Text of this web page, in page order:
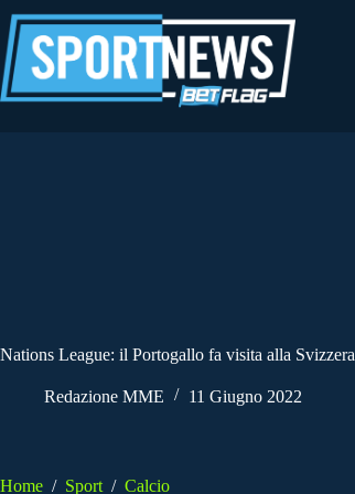
al
contenuto
Nations League: il Portogallo fa visita alla Svizzera
Redazione MME 11 Giugno 2022
Home / Sport / Calcio